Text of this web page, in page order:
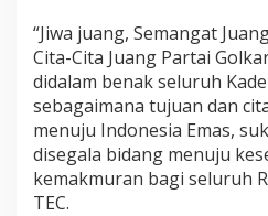
“Jiwa juang, Semangat
Cita-Cita Juang Partai
didalam benak seluruh
sebagaimana tujuan dan
menuju Indonesia Emas,
disegala bidang menuju
kemakmuran bagi seluruh
TEC.